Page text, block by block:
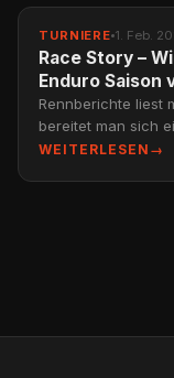
TURNIERE 1. Feb.
Race Story –
Enduro Saison
Rennberichte liest
bereitet man sich
versuchen wir…
WEITERLESEN →